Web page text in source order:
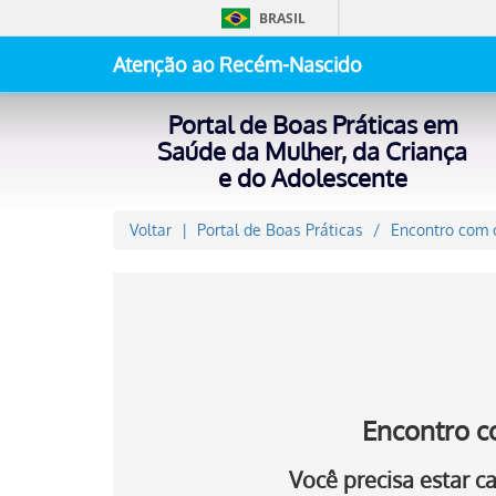
BRASIL
Atenção ao Recém-Nascido
Portal de Boas Práticas em
Saúde da Mulher, da Criança
e do Adolescente
Voltar Portal de Boas Práticas Encontro com
Encontro
Você precisa estar